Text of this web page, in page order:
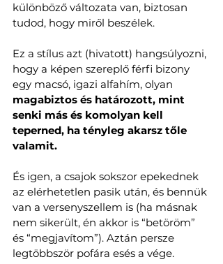
különböző változata van, biztosan
tudod, hogy miről beszélek.
Ez a stílus azt (hivatott) hangsúlyozni,
hogy a képen szereplő férfi bizony
egy macsó, igazi alfahím, olyan
magabiztos és határozott, mint
senki más és komolyan kell
teperned, ha tényleg akarsz tőle
valamit.
És igen, a csajok sokszor epekednek
az elérhetetlen pasik után, és bennük
van a versenyszellem is (ha másnak
nem sikerült, én akkor is “betöröm”
és “megjavítom”). Aztán persze
legtöbbször pofára esés a vége.